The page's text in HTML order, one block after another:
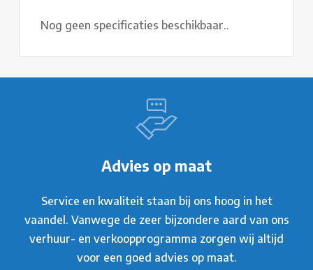
Nog geen specificaties beschikbaar..
Advies op maat
Service en kwaliteit staan bij ons hoog in het
vaandel. Vanwege de zeer bijzondere aard van ons
verhuur- en verkoopprogramma zorgen wij altijd
voor een goed advies op maat.